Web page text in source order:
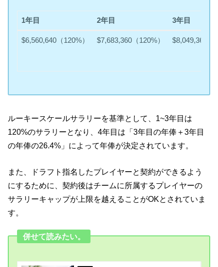
1年目 2年目
3年目
1年目
2年目 3年目
$6,560,640（120%） $7,683,360（120%） $8,049,360（
ルーキースケールサラリーを基準として、1~3年目は
120%のサラリーとなり、4年目は「3年目の年俸＋3年目
の年俸の26.4%」によって年俸が決定されています。
また、ドラフト指名したプレイヤーと契約ができるよう
にするために、契約後はチームに所属するプレイヤーの
サラリーキャップが上限を越えることがOKとされていま
す。
併せて読みたい。